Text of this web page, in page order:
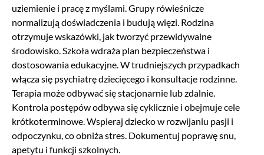
uziemienie i pracę z myślami. Grupy rówieśnicze
normalizują doświadczenia i budują więzi. Rodzina
otrzymuje wskazówki, jak tworzyć przewidywalne
środowisko. Szkoła wdraża plan bezpieczeństwa i
dostosowania edukacyjne. W trudniejszych przypadkach
włącza się psychiatrę dziecięcego i konsultacje rodzinne.
Terapia może odbywać się stacjonarnie lub zdalnie.
Kontrola postępów odbywa się cyklicznie i obejmuje cele
krótkoterminowe. Wspieraj dziecko w rozwijaniu pasji i
odpoczynku, co obniża stres. Dokumentuj poprawę snu,
apetytu i funkcji szkolnych.